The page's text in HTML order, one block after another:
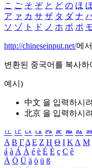
こ ご そ ぞ と ど の ほ
ア ァ カ サ ザ タ ダ ナ
ソ ゾ ト ド ノ ホ ボ ポ
http://chineseinput.net/에
변환된 중국어를 복사
예시)
中文 을 입력하시
北京 을 입력하시
ㅥ ㅦ ㅧ ㅨ ㅩ ㅪ ㅫ ㅬ ㅭ
Α Β ΓΔ Ε Ζ Η Θ Ι ΚΛ Μ
á à Á À é è É È ç Ç ê
Ä Ö Ü ä ö ü ß